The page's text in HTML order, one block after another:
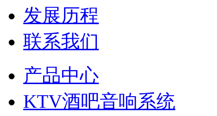
发展历程
联系我们
产品中心
KTV酒吧音响系统